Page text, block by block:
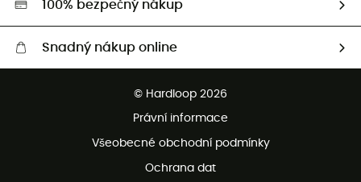
100% bezpečný nákup
Snadný nákup online
Bezplatné vrácení do 100 dnů
© Hardloop 2026
Právní informace
Všeobecné obchodní podmínky
Ochrana dat